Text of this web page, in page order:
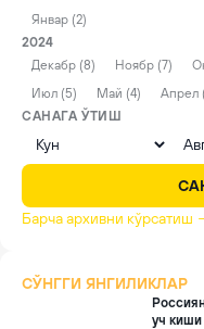
Январ (2)
2024
Декабр (8)
Ноябр (7)
Июл (5)
Май (4) Апрел
САНАГА ЎТИШ
Барча архивни кўрсатиш
СЎНГГИ ЯНГИЛИКЛАР
уч киши